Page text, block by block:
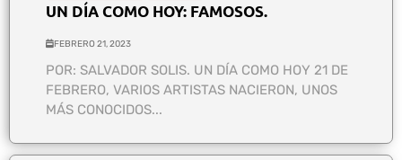
UN DÍA COMO HOY: FAMOSOS.
FEBRERO 21, 2023
POR: SALVADOR SOLIS. UN DÍA COMO HOY 21 DE
FEBRERO, VARIOS ARTISTAS NACIERON, UNOS
MÁS CONOCIDOS...